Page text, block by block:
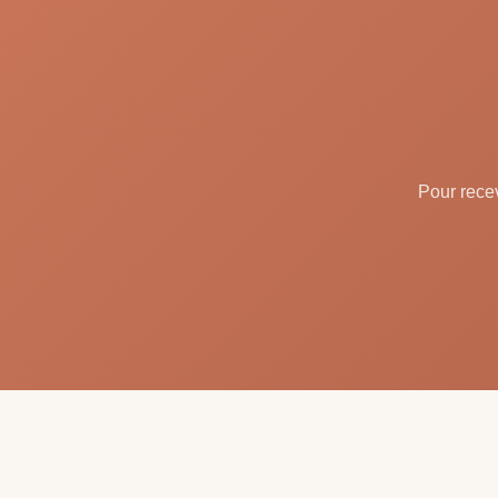
Pour